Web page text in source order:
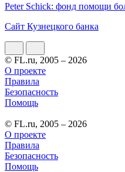
Peter Schick: фонд помощи
Сайт Кузнецкого банка
© FL.ru, 2005 – 2026
О проекте
Правила
Безопасность
Помощь
© FL.ru, 2005 – 2026
О проекте
Правила
Безопасность
Помощь